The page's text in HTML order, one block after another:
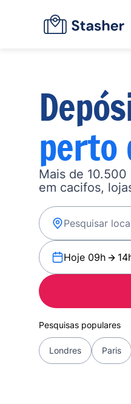
perto
Mais de
em cacifos,
Hoje 09h
Pesquisas populares
Londres Paris